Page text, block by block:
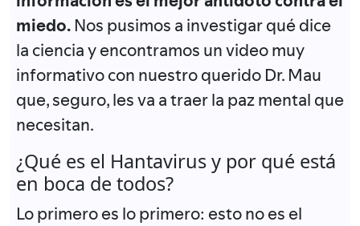
miedo. Nos pusimos a investigar qué dice
la ciencia y encontramos un video muy
informativo con nuestro querido Dr. Mau
que, seguro, les va a traer la paz mental que
necesitan.
¿Qué es el Hantavirus y por qué está
en boca de todos?
Lo primero es lo primero: esto no es el